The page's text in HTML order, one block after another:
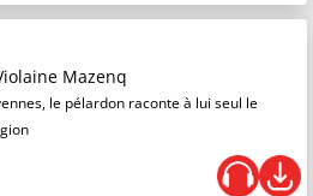
Mazenq
le pélardon raconte à lui seul le